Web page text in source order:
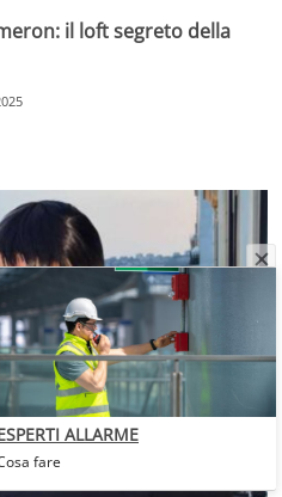
il loft segreto della
ALLARME
fare